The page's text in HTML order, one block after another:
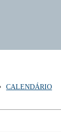
CALENDÁRIO